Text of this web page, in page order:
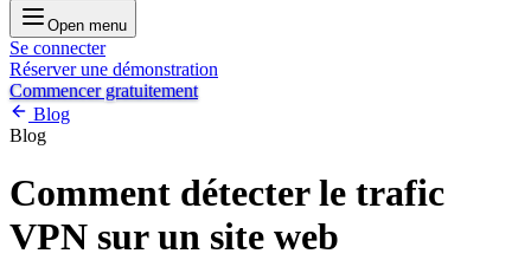
Open menu
Se connecter
Réserver une démonstration
Commencer gratuitement
Blog
Blog
Comment détecter le trafic
VPN sur un site web